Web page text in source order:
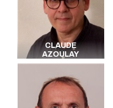
CLAUDE
AZOULAY